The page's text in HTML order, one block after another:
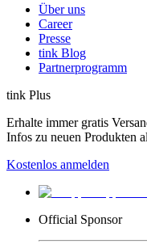
Über uns
Career
Presse
tink Blog
Partnerprogramm
tink Plus
Erhalte immer gratis
Infos zu neuen Produkten
Kostenlos anmelden
Official Sponsor